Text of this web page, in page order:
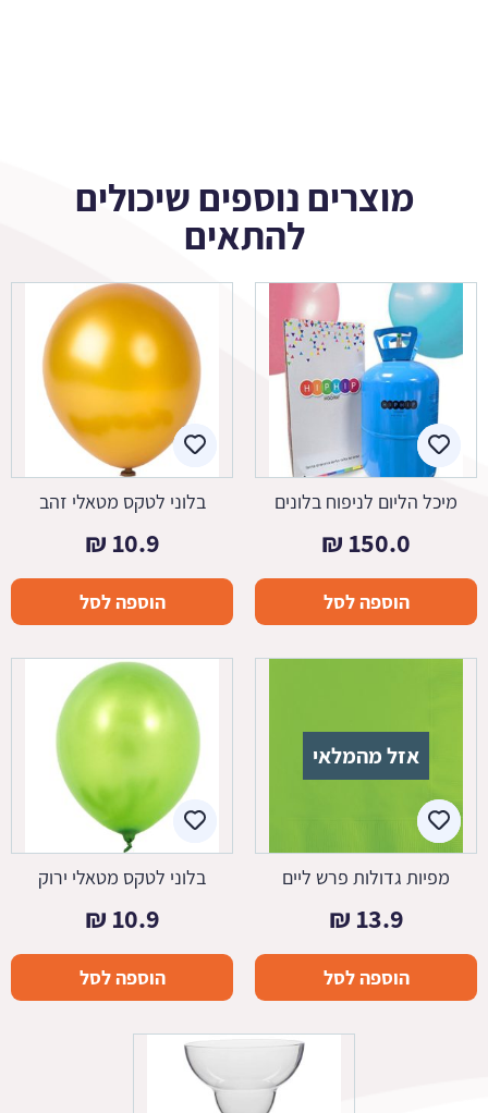
מוצרים נוספים שיכולים
להתאים
מיכל הליום לניפוח בלונים
150.0
₪
הוספה לסל
בלוני לטקס מטאלי זהב
10.9
₪
הוספה לסל
אזל מהמלאי
מפיות גדולות פרש ליים
13.9
₪
הוספה לסל
בלוני לטקס מטאלי ירוק
10.9
₪
הוספה לסל